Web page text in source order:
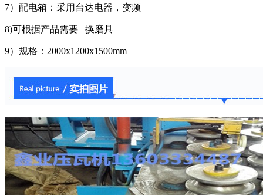
7）配电箱： 采用台达电器，变频
8)可根据产品需要 换磨具
9）规格： 2000x1200x1500mm